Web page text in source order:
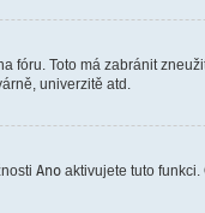
fóru. Toto má zabránit
univerzitě atd.
Ano aktivujete tuto